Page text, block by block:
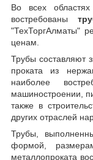
Во всех
востребованы
"ТехТоргАлматы"
ценам.
Трубы составляют
проката из
наиболее
машиностроении,
также в
других отраслей
Трубы,
формой,
металлопроката